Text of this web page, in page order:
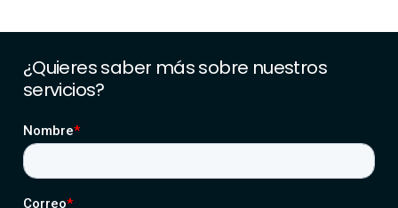
¿Quieressaber mássobre nuestros
servicios?